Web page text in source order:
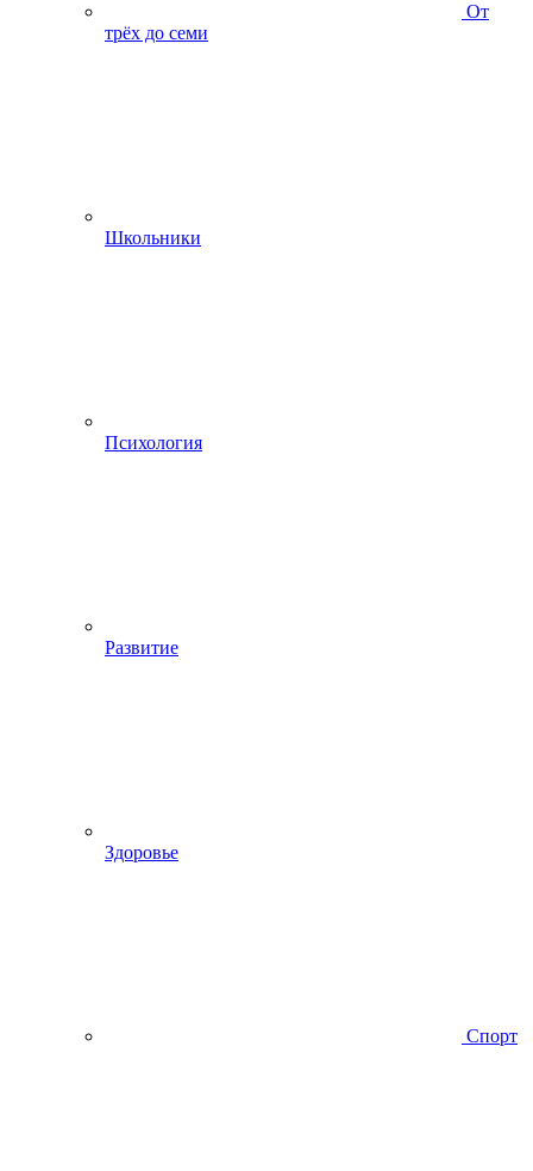
От
трёх до семи
Школьники
Психология
Развитие
Здоровье
Спорт